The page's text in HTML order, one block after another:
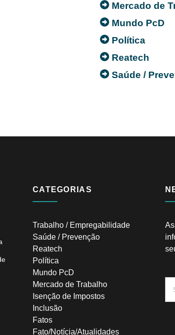
Mercado de
Mundo PcD
Política
Reatech
Saúde /
CATEGORIAS
Trabalho / Empregabilidade
Saúde / Prevenção
Reatech
Política
Mundo PcD
Mercado de Trabalho
Isenção de Impostos
Inclusão
Fatos
Fato/Notícia/Atualidades